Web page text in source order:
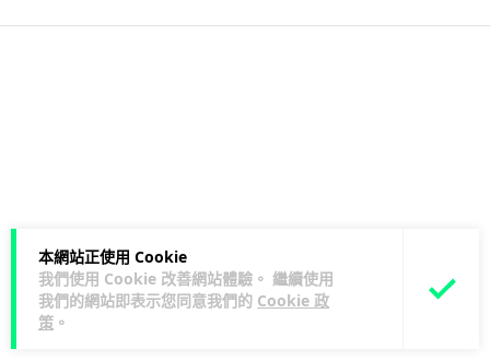
本網站正使用 Cookie
我們使用 Cookie 改善網站體驗。 繼續使用
我們的網站即表示您同意我們的 Cookie 政
策 。